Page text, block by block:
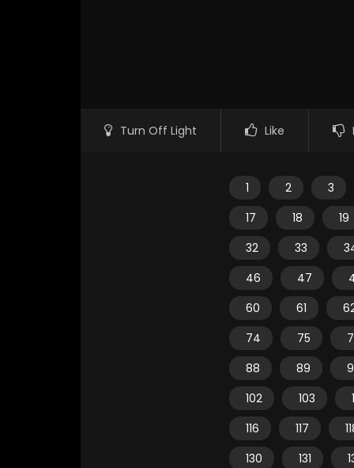
Turn Off Light Like
1 2
3
17
18
19
32
33
46
47
60
61
74
75
88
89
102
103
116
117
130
131